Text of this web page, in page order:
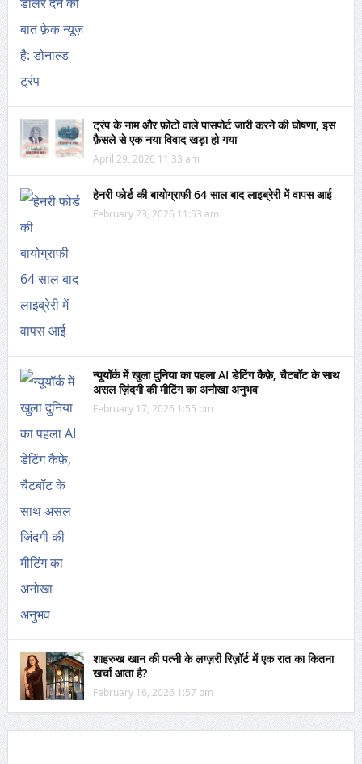
ट्रंप के नाम और फ़ोटो वाले पासपोर्ट जारी करने की घोषणा, इस
फ़ैसले से एक नया विवाद खड़ा हो गया
April 29, 2026 11:33 am
हेनरी फोर्ड की बायोग्राफी 64 साल बाद लाइब्रेरी में वापस आई
February 23, 2026 11:53 am
न्यूयॉर्क में खुला दुनिया का पहला AI डेटिंग कैफ़े, चैटबॉट के साथ
असल ज़िंदगी की मीटिंग का अनोखा अनुभव
February 17, 2026 1:55 pm
शाहरुख खान की पत्नी के लग्ज़री रिज़ॉर्ट में एक रात का कितना
खर्चा आता है?
February 16, 2026 1:57 pm